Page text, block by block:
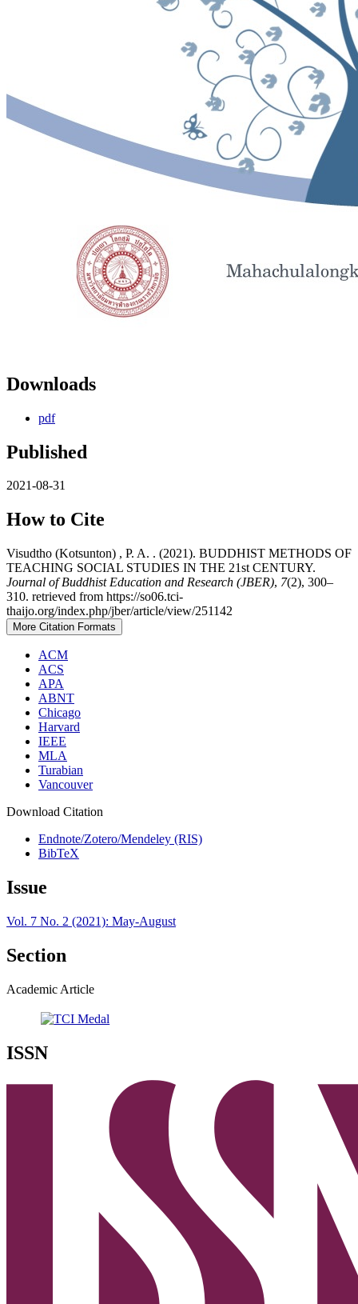
Downloads
pdf
Published
2021-08-31
How to Cite
Visudtho (Kotsunton) , P. A. . (2021). BUDDHIST METHODS OF
TEACHING SOCIAL STUDIES IN THE 21st CENTURY.
Journal of Buddhist Education and Research (JBER), 7(2), 300–
310. retrieved from https://so06.tci-
thaijo.org/index.php/jber/article/view/251142
More Citation Formats
ACM
ACS
APA
ABNT
Chicago
Harvard
IEEE
MLA
Turabian
Vancouver
Download Citation
Endnote/Zotero/Mendeley (RIS)
BibTeX
Issue
Vol. 7 No. 2 (2021): May-August
Section
Academic Article
ISSN